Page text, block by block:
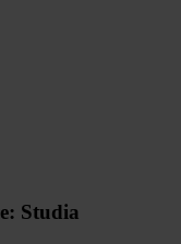
Studia